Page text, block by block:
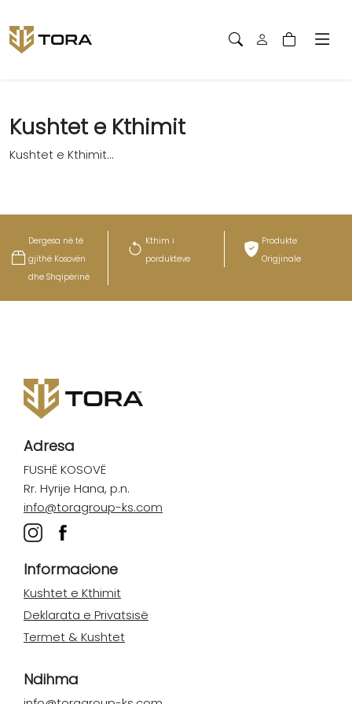
Kushtet e Kthimit
Kushtet e Kthimit...
Dergesa në të
gjithë Kosovën
dhe Shqipërinë
Kthim i
pordukteve
Produkte
Origjinale
Adresa
FUSHË KOSOVË
Rr. Hyrije Hana, p.n.
info@toragroup-ks.com
Informacione
Kushtet e Kthimit
Deklarata e Privatsisë
Termet & Kushtet
Ndihma